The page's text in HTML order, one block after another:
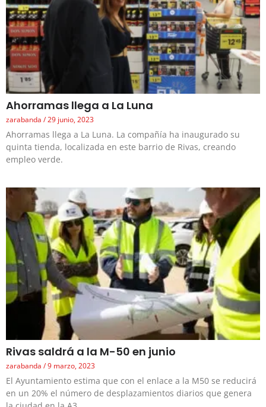
Ahorramas llega a La Luna
zarabanda 29 junio, 2023
Ahorramas llega a La Luna. La compañía ha inaugurado su
quinta tienda, localizada en este barrio de Rivas, creando
empleo verde.
Rivas saldrá a la M-50 en junio
zarabanda 9 marzo, 2023
El Ayuntamiento estima que con el enlace a la M50 se reducirá
en un 20% el número de desplazamientos diarios que genera